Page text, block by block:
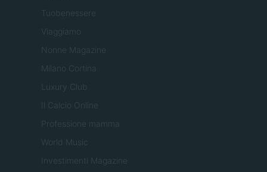
Tuobenessere
Viaggiamo
Nonne Magazine
Milano Cortina
Luxury Club
Il Calcio Online
Professione mamma
World Music
Investimenti Magazine